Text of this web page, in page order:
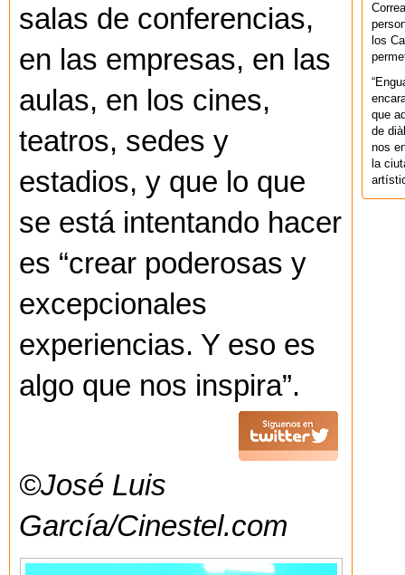
salas de conferencias,
en las empresas, en las
aulas, en los cines,
teatros, sedes y
estadios, y que lo que
se está intentando hacer
es “crear poderosas y
excepcionales
experiencias. Y eso es
algo que nos inspira”.
©José Luis
García/Cinestel.com
los
que
de
nos
la